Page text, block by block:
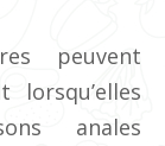
peuvent
anales